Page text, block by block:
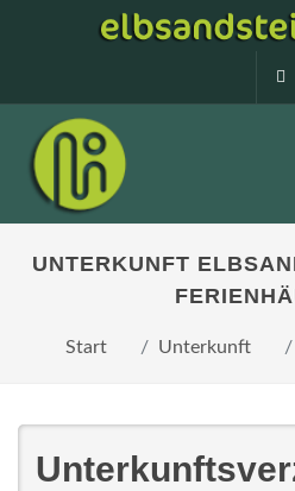
UNTERKUNFT
Start Unterkunft